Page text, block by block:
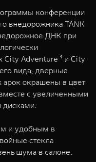
конференции
внедорожника TANK
ДНК при
City Adventure ⁴ и City
вида, дверные
арок окрашены в цвет
с увеличенными
дисками.
и удобным в
стекла
шума в салоне.